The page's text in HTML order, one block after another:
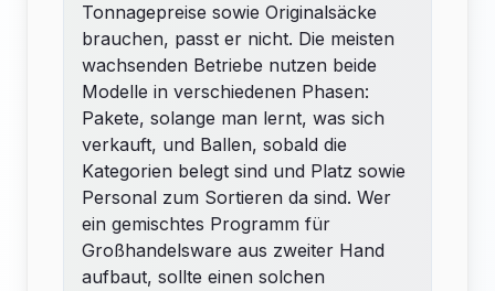
Tonnagepreise sowie Originalsäcke
brauchen, passt er nicht. Die meisten
wachsenden Betriebe nutzen beide
Modelle in verschiedenen Phasen:
Pakete, solange man lernt, was sich
verkauft, und Ballen, sobald die
Kategorien belegt sind und Platz sowie
Personal zum Sortieren da sind. Wer
ein gemischtes Programm für
Großhandelsware aus zweiter Hand
aufbaut, sollte einen solchen